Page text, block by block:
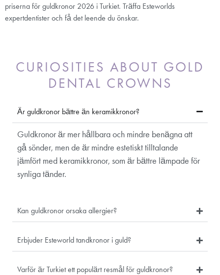
priserna för guldkronor 2026 i Turkiet. Träffa Esteworlds
expertdentister och få det leende du önskar.
CURIOSITIES ABOUT GOLD
DENTAL CROWNS
Är guldkronor bättre än keramikkronor?
Guldkronor är mer hållbara och mindre benägna att
gå sönder, men de är mindre estetiskt tilltalande
jämfört med keramikkronor, som är bättre lämpade för
synliga tänder.
Kan guldkronor orsaka allergier?
Erbjuder Esteworld tandkronor i guld?
Varför är Turkiet ett populärt resmål för guldkronor?